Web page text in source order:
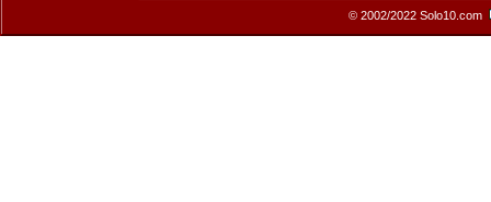
© 2002/2022 Solo10.com